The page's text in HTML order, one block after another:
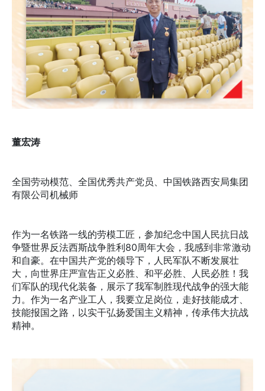
董宏涛
全国劳动模范、全国优秀共产党员、中国铁路西安局集团
有限公司机械师
作为一名铁路一线的劳模工匠，参加纪念中国人民抗日战
争暨世界反法西斯战争胜利80周年大会，我感到非常激动
和自豪。在中国共产党的领导下，人民军队不断发展壮
大，向世界庄严宣告正义必胜、和平必胜、人民必胜！我
们军队的现代化装备，展示了我军制胜现代战争的强大能
力。作为一名产业工人，我要立足岗位，走好技能成才、
技能报国之路，以实干弘扬爱国主义精神，传承伟大抗战
精神。